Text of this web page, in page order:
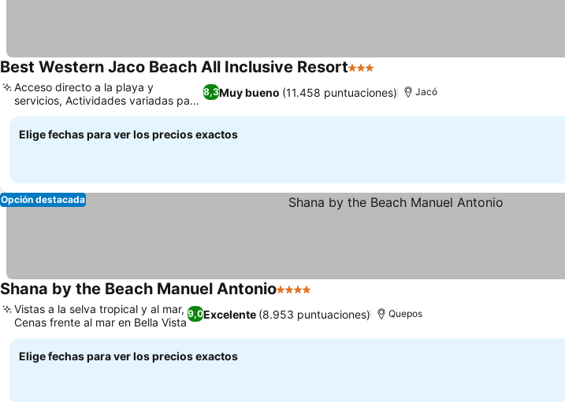
Best Western Jaco Beach All Inclusive Resort3 Estrellas
8,3Muy bueno (11.458 puntuaciones)
Acceso directo a la playa y
servicios, Actividades variadas para
toda la familia
Jacó
Elige fechas para ver los precios exactos
Opción destacada
Shana by the Beach Manuel Antonio4 Estrellas
9,0Excelente (8.953 puntuaciones)
Vistas a la selva tropical y al mar,
Cenas frente al mar en Bella Vista
Quepos
Elige fechas para ver los precios exactos